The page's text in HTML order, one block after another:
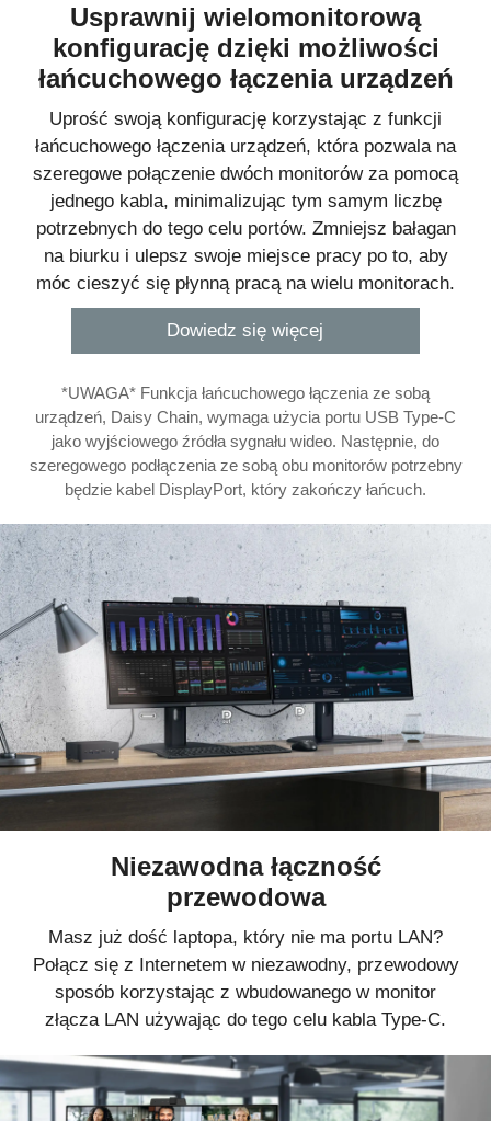
Usprawnij wielomonitorową
konfigurację dzięki możliwości
łańcuchowego łączenia urządzeń
Uprość swoją konfigurację korzystając z funkcji
łańcuchowego łączenia urządzeń, która pozwala na
szeregowe połączenie dwóch monitorów za pomocą
jednego kabla, minimalizując tym samym liczbę
potrzebnych do tego celu portów. Zmniejsz bałagan
na biurku i ulepsz swoje miejsce pracy po to, aby
móc cieszyć się płynną pracą na wielu monitorach.
Dowiedz się więcej
*UWAGA* Funkcja łańcuchowego łączenia ze sobą
urządzeń, Daisy Chain, wymaga użycia portu USB Type-C
jako wyjściowego źródła sygnału wideo. Następnie, do
szeregowego podłączenia ze sobą obu monitorów potrzebny
będzie kabel DisplayPort, który zakończy łańcuch.
Niezawodna łączność
przewodowa
Masz już dość laptopa, który nie ma portu LAN?
Połącz się z Internetem w niezawodny, przewodowy
sposób korzystając z wbudowanego w monitor
złącza LAN używając do tego celu kabla Type-C.